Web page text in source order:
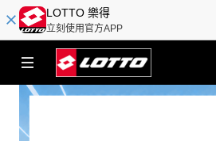
LOTTO 樂得
立刻使用官方APP